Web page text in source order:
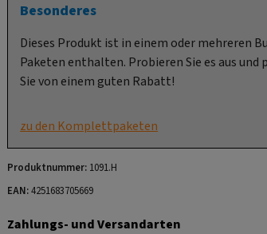
Besonderes
Dieses Produkt ist in einem oder mehreren
Paketen enthalten. Probieren Sie es aus und
Sie von einem guten Rabatt!
zu den Komplettpaketen
Produktnummer: 1091.H
EAN:4251683705669
Zahlungs- und Versandarten